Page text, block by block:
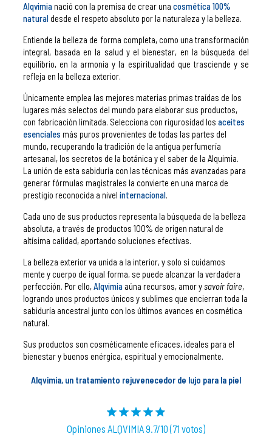
Alqvimianació con la premisa de crear unacosmética 100%
natural desde el respeto absoluto por la naturaleza y la belleza.
Entiende la belleza de forma completa, como una transformación
integral, basada en la salud y el bienestar, en la búsqueda del
equilibrio, en la armonía y la espiritualidad que trasciende y se
refleja en la belleza exterior.
Únicamente emplea las mejores materias primas traídas de los
lugares más selectos del mundo para elaborar sus productos,
con fabricación limitada. Selecciona con rigurosidad losaceites
esenciales más puros provenientes de todas las partes del
mundo, recuperando la tradición de la antigua perfumería
artesanal, los secretos de la botánica y el saber de la Alquimia.
La unión de esta sabiduría con las técnicas más avanzadas para
generar fórmulas magistrales la convierte en una marca de
prestigio reconocida a nivelinternacional.
Cada uno de sus productos representa la búsqueda de la belleza
absoluta, a través de productos 100% de origen natural de
altísima calidad, aportando soluciones efectivas.
La belleza exterior va unida a la interior, y solo si cuidamos
mente y cuerpo de igual forma, se puede alcanzar la verdadera
perfección. Por ello,Alqvimia aúna recursos, amor ysavoir faire,
logrando unos productos únicos y sublimes que encierran toda la
sabiduría ancestral junto con los últimos avances en cosmética
natural.
Sus productos son cosméticamente eficaces, ideales para el
bienestar y buenos enérgica, espiritual y emocionalmente.
Alqvimia, un tratamiento rejuvenecedor de lujo para la piel
Opiniones ALQVIMIA 9.7/10 (71 votos)